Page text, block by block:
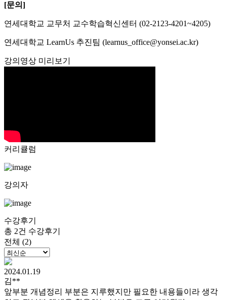
[문의]
연세대학교 교무처 교수학습혁신센터 (02-2123-4201~4205)
연세대학교 LearnUs 추진팀 (learnus_office@yonsei.ac.kr)
강의영상 미리보기
커리큘럼
강의자
수강후기
총 2건 수강후기
전체 (2)
2024.01.19
김**
앞부분 개념정리 부분은 지루했지만 필요한 내용들이라 생각